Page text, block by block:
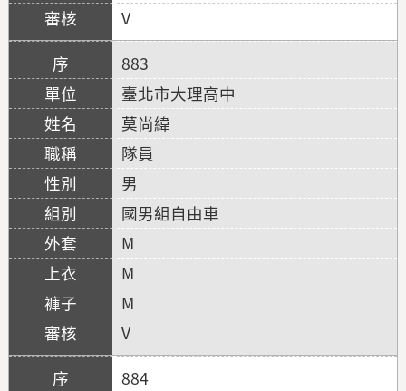
V
883
臺北市大理高中
莫尚緯
隊員
男
國男組自由車
M
M
M
V
884